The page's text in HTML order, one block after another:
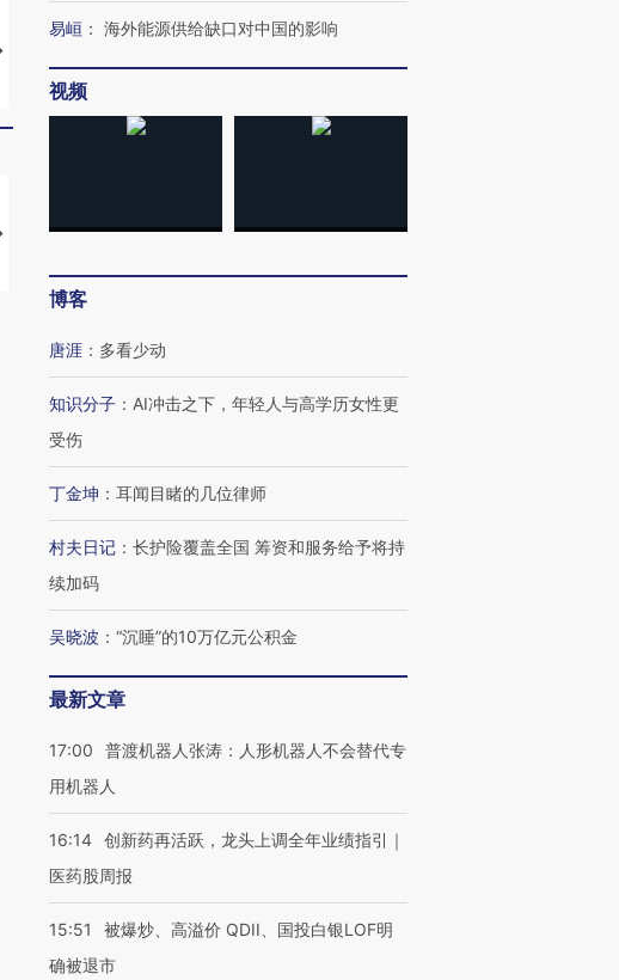
视线｜“入侵”还是“人道危
机”？难民潮撕裂西班牙
飞地休达
128毫米 紧急转移近
雨 3小时累计雨量超80毫
【推广】走进第四届链博
有意思的生活方式·第三对
【商旅对话】华住集团
住三大增长引擎是什么？
易峘 ： 海外能源供给缺口对中国的影响
视频
博客
唐涯 ： 多看少动
知识分子 ： AI冲击之下，年轻人与高学历女性更
受伤
丁金坤 ： 耳闻目睹的几位律师
村夫日记 ： 长护险覆盖全国 筹资和服务给予将持
续加码
吴晓波 ： “沉睡”的10万亿元公积金
最新文章
17:00
普渡机器人张涛：人形机器人不会替代专
用机器人
16:14 创新药再活跃，龙头上调全年业绩指引｜
医药股周报
15:51
被爆炒、高溢价 QDII、国投白银LOF明
确被退市